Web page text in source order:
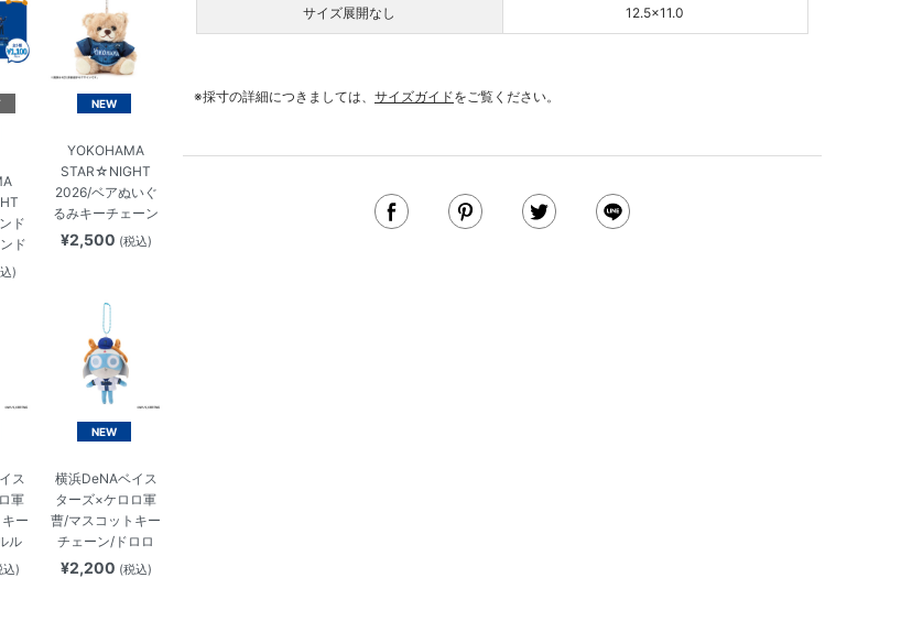
ド
ド
)
NEW
YOKOHAMA
STAR☆NIGHT
2026/ベアぬいぐ
るみキーチェーン
¥2,500 (税込)
ス
軍
ー
ル
込)
NEW
横浜DeNAベイス
ターズ×ケロロ軍
曹/マスコットキー
チェーン/ドロロ
¥2,200 (税込)
サイズ展開なし 12.5×11.0
※採寸の詳細につきましては、 サイズガイドをご覧ください。